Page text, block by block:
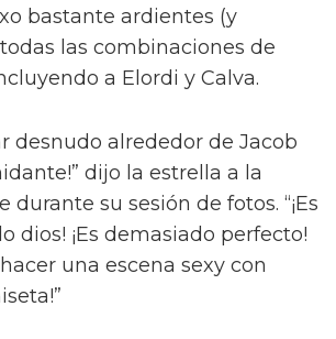
bastante ardientes (y
las combinaciones de
a Elordi y Calva.
desnudo alrededor de Jacob
dijo la estrella a la
su sesión de fotos. “¡Es
dios! ¡Es demasiado perfecto!
una escena sexy con